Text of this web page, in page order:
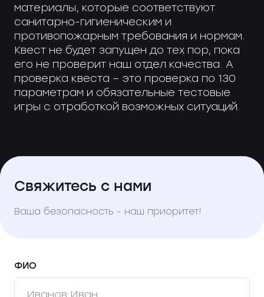
материалы, которые соответствуют
санитарно-гигиеническим и
противопожарным требования и нормам.
Квест не будет запущен до тех пор, пока
его не проверит наш отдел качества. А
проверка квеста – это проверка по 130
параметрам и обязательные тестовые
игры с отработкой возможных ситуаций.
Свяжитесь с нами
Ваша безопасность - наш приоритет!
ФИО